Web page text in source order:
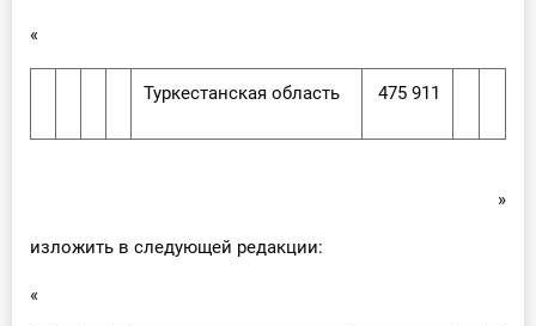
«
Туркестанская область 475 911
»
изложить в следующей редакции:
«